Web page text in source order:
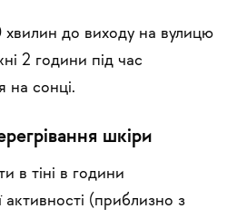
хвилин до виходу на вулицю
2 години під час
на сонці.
шкіри
в тіні в години
активності (приблизно з